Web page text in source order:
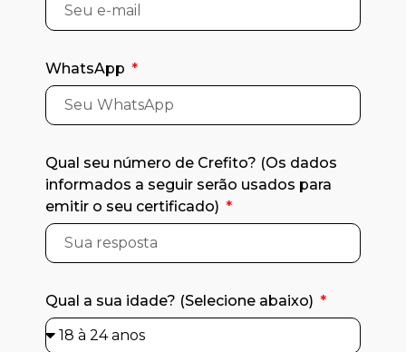
WhatsApp
Qual seu número de Crefito? (Os dados
informados a seguir serão usados para
emitir o seu certificado)
Qual a sua idade? (Selecione abaixo)